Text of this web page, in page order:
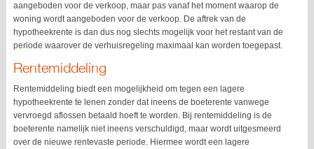
aangeboden voor de verkoop, maar pas vanaf het moment waarop de
woning wordt aangeboden voor de verkoop. De aftrek van de
hypotheekrente is dan dus nog slechts mogelijk voor het restant van de
periode waarover de verhuisregeling maximaal kan worden toegepast.
Rentemiddeling
Rentemiddeling biedt een mogelijkheid om tegen een lagere
hypotheekrente te lenen zonder dat ineens de boeterente vanwege
vervroegd aflossen betaald hoeft te worden. Bij rentemiddeling is de
boeterente namelijk niet ineens verschuldigd, maar wordt uitgesmeerd
over de nieuwe rentevaste periode. Hiermee wordt een lagere